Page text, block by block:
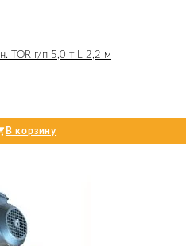
TOR г/п 5,0 т L 2,2 м
В корзину